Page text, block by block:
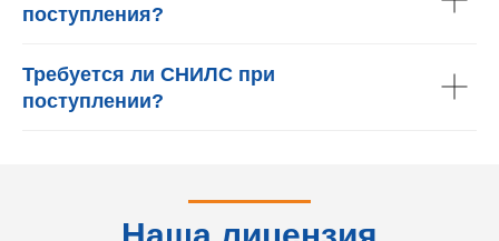
поступления?
Требуется ли СНИЛС при
поступлении?